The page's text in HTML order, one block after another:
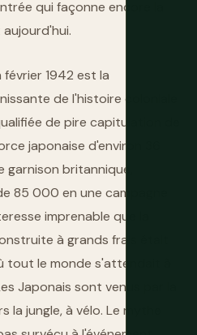
qui façonne encore la
1942 est la
de l'histoire coloniale
de pire capitulation de
japonaise d'environ 36
britannique,
85 000 en une campagne
imprenable que la
à grands frais était
tout le monde s'attendait à
Japonais sont venus par la
la jungle, à vélo. Le mythe